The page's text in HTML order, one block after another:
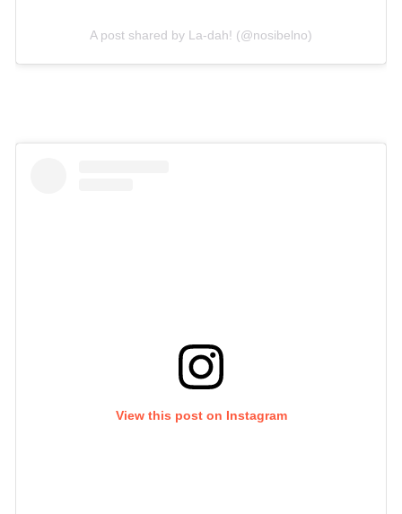
A post shared by La-dah! (@nosibelno)
View this post on Instagram